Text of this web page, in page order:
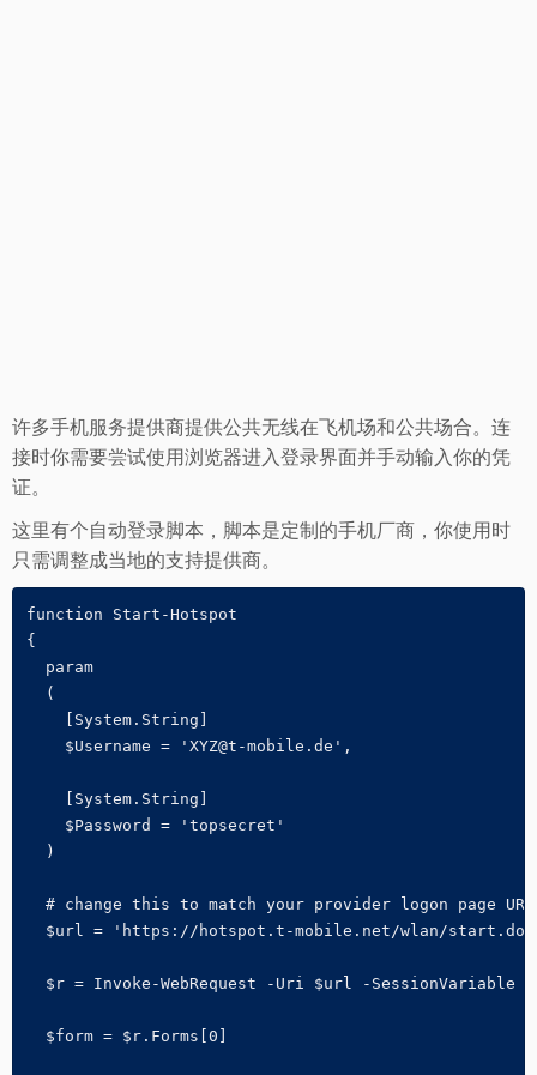
许多手机服务提供商提供公共无线在飞机场和公共场合。连
接时你需要尝试使用浏览器进入登录界面并手动输入你的凭
证。
这里有个自动登录脚本，脚本是定制的手机厂商，你使用时
只需调整成当地的支持提供商。
function Start-Hotspot
{
  param
  (
    [System.String]
    $Username = 'XYZ@t-mobile.de',
    [System.String]
    $Password = 'topsecret'
  )
  # change this to match your provider logon page URL
  $url = 'https://hotspot.t-mobile.net/wlan/start.do'
$r = Invoke-WebRequest -Uri $url -
  $form = $r.Forms[0]